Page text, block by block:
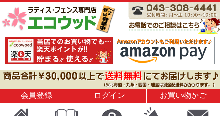
会員登録 ログイン お買い物かご